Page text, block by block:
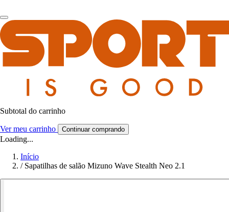
Subtotal do carrinho
Ver meu carrinho Continuar comprando
Loading...
Início
/ Sapatilhas de salão Mizuno Wave Stealth Neo 2.1